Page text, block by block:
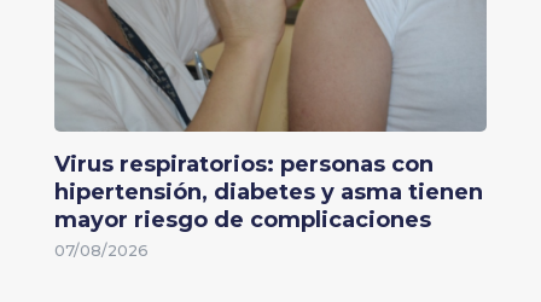
Virus respiratorios: personas con
hipertensión, diabetes y asma tienen
mayor riesgo de complicaciones
07/08/2026